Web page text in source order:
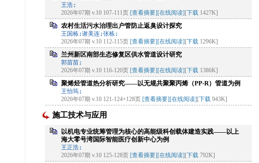
王浩;
2026年07期 v.10 107-111页 [查看摘要][在线阅读] [下载 1427K]
农村生活污水治理出户管防止返臭设计探究
王国栋;谢美连;张栋;
2026年07期 v.10 112-115页 [查看摘要][在线阅读] [下载 1296K]
兰州新区南部生态修复区供水管道设计研究
郭苗苗;
2026年07期 v.10 116-120页 [查看摘要][在线阅读] [下载 1386K]
聚烯烃管道热分析研究——以无规共聚聚丙烯（PP-R）管道为例
王怡筠;
2026年07期 v.10 121-124+128页 [查看摘要][在线阅读] [下载 943K]
施工技术与应用
以机电专业统筹管理为核心的高能级科创载体建造实践——以上
海大零号湾国际智能医疗创新中心为例
王正浩;
2026年07期 v.10 125-128页 [查看摘要][在线阅读] [下载 792K]